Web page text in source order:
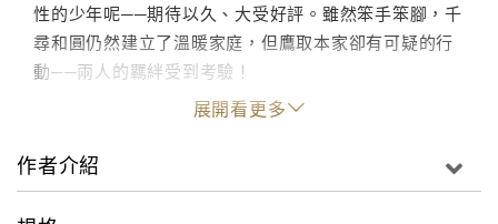
性的少年呢──期待以久、大受好評。雖然笨手笨腳，千
尋和圓仍然建立了溫暖家庭，但鷹取本家卻有可疑的行
動──兩人的羈絆受到考驗！
展開看更多
作者介紹